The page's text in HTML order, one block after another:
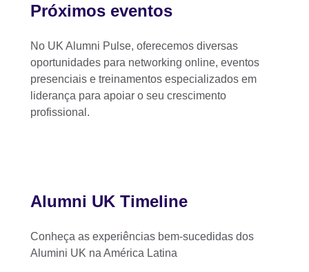
Próximos eventos
No UK Alumni Pulse, oferecemos diversas
oportunidades para networking online, eventos
presenciais e treinamentos especializados em
liderança para apoiar o seu crescimento
profissional.
Alumni UK Timeline
Conheça as experiências bem-sucedidas dos
Alumini UK na América Latina